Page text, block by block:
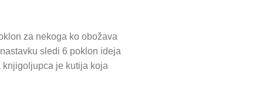
za nekoga ko obožava
sledi 6 poklon ideja
je kutija koja